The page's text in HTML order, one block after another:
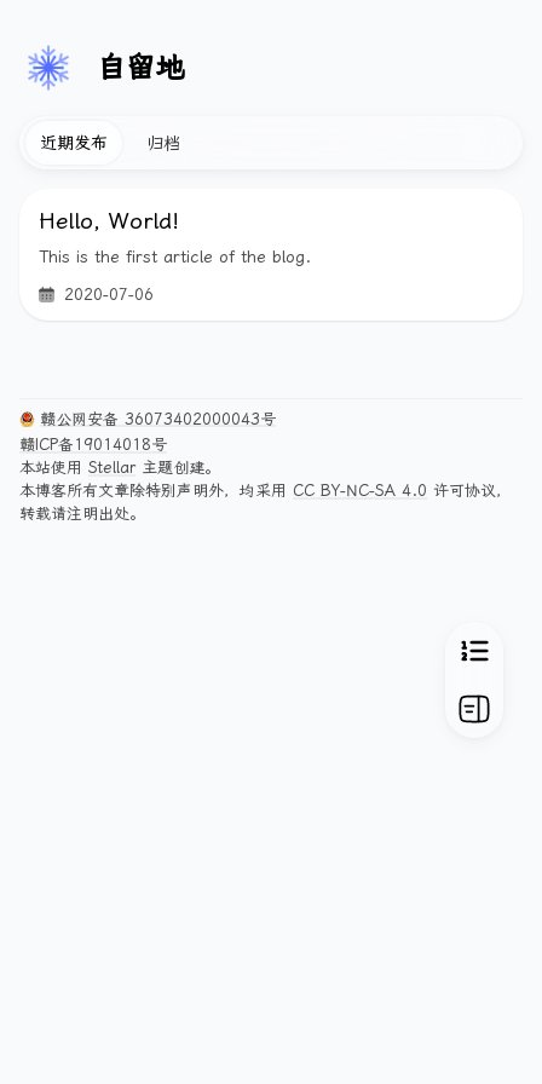
自留地
近期发布 归档
Hello, World!
This is the first article of the blog.
2020-07-06
赣公网安备 36073402000043号
赣ICP备19014018号
本站使用 Stellar 主题创建。
本博客所有文章除特别声明外，均采用 CC BY-NC-SA 4.0 许可协议，
转载请注明出处。